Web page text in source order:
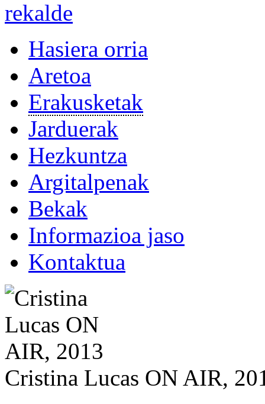
Hasiera orria
Aretoa
Erakusketak
Jarduerak
Hezkuntza
Argitalpenak
Bekak
Informazioa jaso
Kontaktua
Cristina Lucas ON AIR,